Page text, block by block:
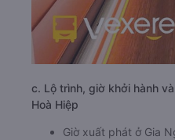
c. Lộ trình, giờ khởi hành
Hoà Hiệp
Giờ xuất phát ở Gia